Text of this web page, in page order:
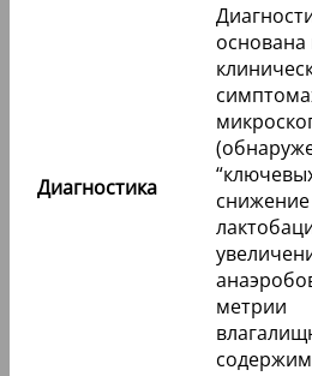
Диагностика
основана
снижение
метрии